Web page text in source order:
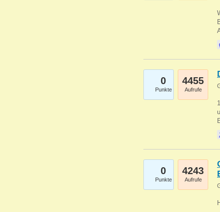
0
Punkte
4455
Aufrufe
0
Punkte
4243
Aufrufe